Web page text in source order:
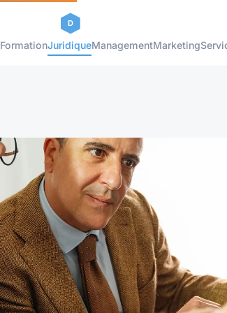
FormationJuridiqueManagementMarketing